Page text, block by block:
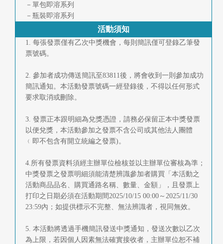
－單包即溶系列
－瓶裝即溶系列
活動須知
1. 每張發票僅有乙次中獎機會，每則簡訊僅可登錄乙筆發
票號碼。
2. 參加者成功傳送簡訊至83811後，將會收到一則參加成功
簡訊通知。本活動發票號碼一經登錄後，不得以任何形式
要求取消或刪除。
3. 發票正本跟明細為兌獎憑證，請務必保留正本中獎發票
以便兌獎，本活動參加之發票不含公司或其他法人團體
﹙即不包含有開立統編之發票)。
4.所有發票資料須經主辦單位檢核並以主辦單位審核為準；
中獎發票之發票明細須能清楚辨識參加者購買「本活動之
活動商品品名、購買通路名稱、數量、金額」，且發票上
打印之日期必須在活動期間2025/10/15 00:00～2025/11/30
23:59內；如提供標示不完整、無法辨識者，視同無效。
5. 本活動將透過手機簡訊發送中獎通知，發送次數以乙次
為上限，若因個人因素無法確實接收者，主辦單位恕不補